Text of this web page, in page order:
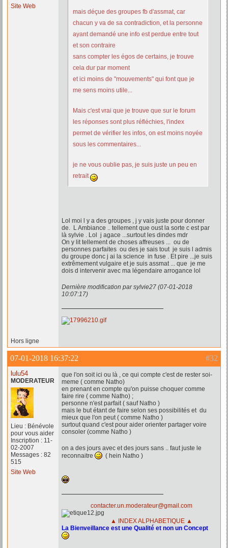
Site Web
mais déçue des groupes fb d'assmat, car
chacun y va de sa contradiction, et la personne
ayant demandé une info est perdue entre tout
et son contraire
sans compter les égos de certains, je trouve
cela dur par moment
et ici moins de "mouvements" qui font que je
me sens moins utile...
Mais c'est vrai que je trouve que sur le forum
les réponses sont plus réfléchies, l'index
permet de vérifier les infos, on est moins noyée
sous les commentaires...
je ne vous oublie pas, je suis juste un peu en
retrait
Lol moi l y a des groupes , j y vais juste pour donner
de. L Ambiance .. tellement que oust la sorte c est par
là sylvie . Lol j agace ...surtout les dindes mdr
On y lit tellement de choses affreuses ... ou de
personnes parfaites ou des je sais tout je suis l admis
du groupe donc j ai la science in fuse . Et pire ...je suis
extrêmement vulgaire et je suis assmat ... que je me
dois d intervenir avec ma légendaire arrogance lol
Dernière modification par sylvie27 (07-01-2018
10:07:17)
Hors ligne
#32
07-01-2018 16:37:22
lulu54
MODERATEUR
Lieu : Bénévole
pour vous aider
Inscription : 11-
02-2007
Messages : 82
515
Site Web
que l'on soit ici ou là , ce qui compte c'est de rester soi-
meme ( comme Natho)
en prenant en compte qu'on puisse choquer comme
faire rire ( comme Natho) ;
personne n'est parfait ( sauf Natho )
mais le but étant de faire selon ses possibilités et du
mieux que l'on peut ( comme Natho )
surtout quand c'est pour aider orienter partager voire
consoler (comme Natho )
on a des jours avec et des jours sans .. faut juste le
reconnaitre
( hein Natho )
contacter.un.moderateur@gmail.com
▲ INDEX ALPHABETIQUE ▲
La Bienveillance est une Qualité et non un Concept